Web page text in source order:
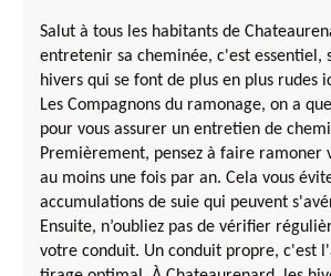
Salut à tous les habitants de
entretenir sa cheminée, c'est essentiel,
hivers qui se font de plus en plus rudes
Les Compagnons du ramonage, on a
pour vous assurer un entretien de
Premièrement, pensez à faire ramoner
au moins une fois par an. Cela vous
accumulations de suie qui peuvent
Ensuite, n’oubliez pas de vérifier
votre conduit. Un conduit propre, c'est